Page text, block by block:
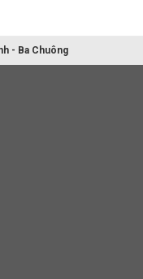
- Ba Chuông